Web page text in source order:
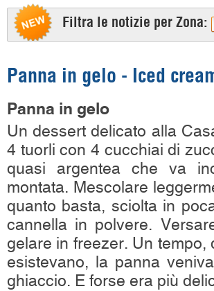
Filtra le notizie per Zona:
Panna in gelo - Iced
Panna in gelo
Un dessert delicato alla
4 tuorli con 4 cucchiai di
quasi argentea che va
montata. Mescolare
quanto basta, sciolta in
cannella in polvere.
gelare in freezer. Un
esistevano, la panna
ghiaccio. E forse era più